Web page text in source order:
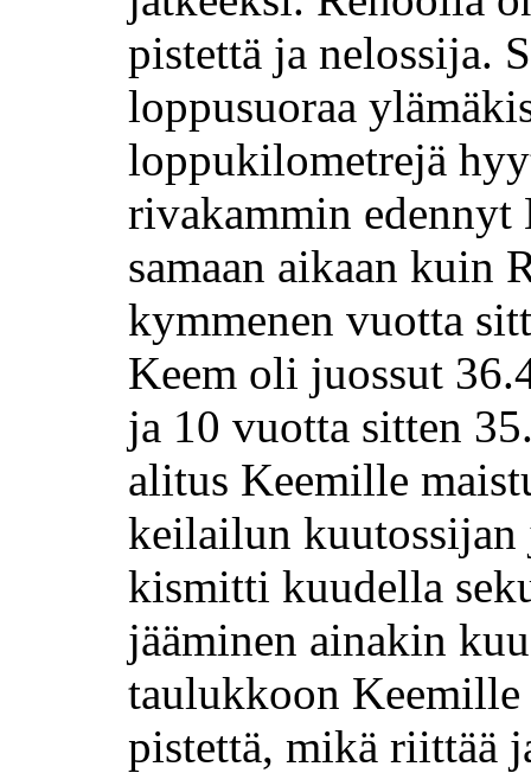
pistettä ja nelossija.
loppusuoraa
loppukilometrejä
rivakammin edennyt
samaan aikaan kuin
kymmenen vuotta
Keem oli juossut
ja 10 vuotta sitten
alitus Keemille
keilailun kuutossijan
kismitti kuudella
jääminen ainakin
taulukkoon
pistettä, mikä riittää